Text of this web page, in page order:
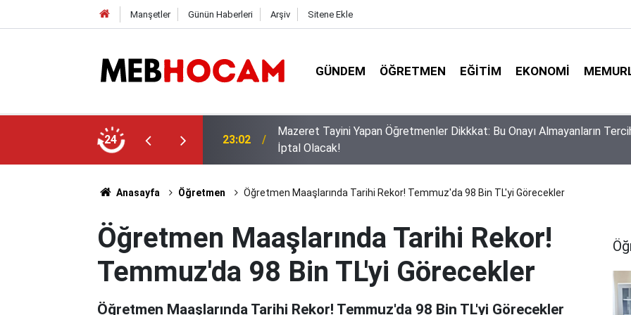
Manşetler Günün Haberleri Arşiv Sitene Ekle
GÜNDEM ÖĞRETMEN EĞITIM EKONOMI
24
Dikkkat: Bu Onayı Almayanların Tercihi
21:01
KDK İstedi, Danıştay İptal Etti: MEB'in Proje Okulu Atamalarında 'Somut
Ölçüt' Zorunluluğu
Anasayfa Öğretmen Öğretmen Maaşlarında Tarihi Rekor! Temmuz'da 98 Bin TL'yi Görecekler
Öğretmen Maaşlarında Tarihi Rekor!
Temmuz'da 98 Bin TL'yi Görecekler
Öğretmen Maaşlarında Tarihi Rekor! Temmuz'da 98 Bin TL'yi Görecekler